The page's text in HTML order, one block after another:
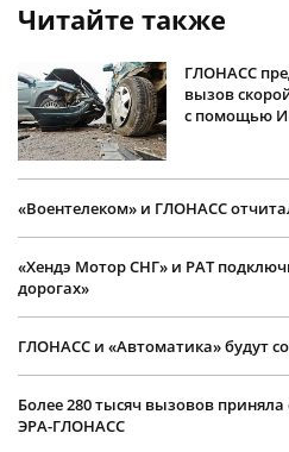
Читайте также
ГЛОНАСС
вызов
с помощью
«Воентелеком» и ГЛОНАСС
«Хендэ Мотор СНГ» и РАТ
дорогах»
ГЛОНАСС и «Автоматика» будут
Более 280 тысяч вызовов приняла
ЭРА-ГЛОНАСС